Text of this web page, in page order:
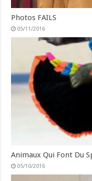
Photos FAILS
05/11/2016
Animaux Qui Font Du
05/10/2016